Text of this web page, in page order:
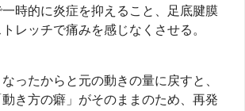
時的に炎症を抑えること、足底腱膜
レッチで痛みを感じなくさせる。
ったからと元の動きの量に戻すと、
き方の癖」がそのままのため、再発